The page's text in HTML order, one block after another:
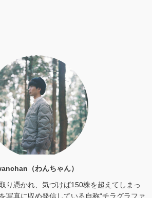
（わんちゃん）
り憑かれ、気づけば150株を超えてしまっ
写真に収め発信している自称“チラグラファ